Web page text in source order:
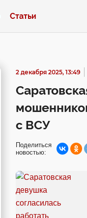
Статьи
2 декабря 2025, 13:49
с ВСУ
Поделиться
новостью: